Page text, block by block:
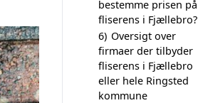
bestemme prisen på
fliserens i Fjællebro?
6) Oversigt over
firmaer der tilbyder
fliserens i Fjællebro
eller hele Ringsted
kommune